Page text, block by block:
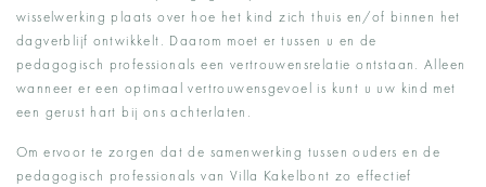
wisselwerking plaats over hoe het kind zich thuis en/of binnen het
dagverblijf ontwikkelt. Daarom moet er tussen u en de
pedagogisch professionals een vertrouwensrelatie ontstaan. Alleen
wanneer er een optimaal vertrouwensgevoel is kunt u uw kind met
een gerust hart bij ons achterlaten.
Om ervoor te zorgen dat de samenwerking tussen ouders en de
pedagogisch professionals van Villa Kakelbont zo effectief